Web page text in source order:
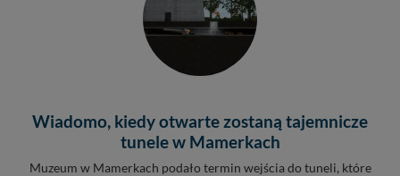
Wiadomo, kiedy otwarte zostaną tajemnicze
tunele w Mamerkach
Muzeum w Mamerkach podało termin wejścia do tuneli, które